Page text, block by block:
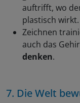
auftrifft, wo
plastisch wirkt.
Zeichnen
auch das
denken.
7. Die Welt